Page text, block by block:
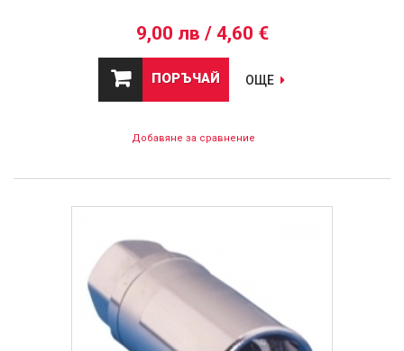
9,00 лв / 4,60 €
ПОРЪЧАЙ ОЩЕ
Добавяне за сравнение